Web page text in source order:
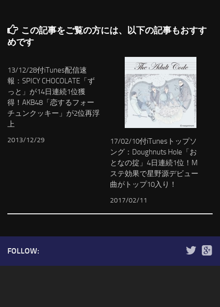
この記事をご覧の方には、以下の記事もおすす
めです
13/12/28付iTunes配信速
報：SPICY CHOCOLATE「ず
っと」が14日連続1位獲
得！AKB48「恋するフォー
チュンクッキー」が2位再浮
上
2013/12/29
17/02/10付iTunesトップソ
ング：Doughnuts Hole「お
となの掟」4日連続1位！M
ステ効果で星野源デビュー
曲がトップ10入り！
2017/02/11
FOLLOW: